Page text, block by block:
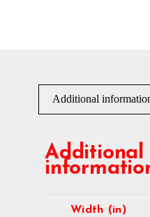
Additional
Additional
Width (in)